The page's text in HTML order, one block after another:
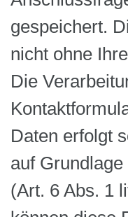
gespeichert.
nicht ohne
Die
Daten erfolgt
auf
(Art. 6 Abs. 1